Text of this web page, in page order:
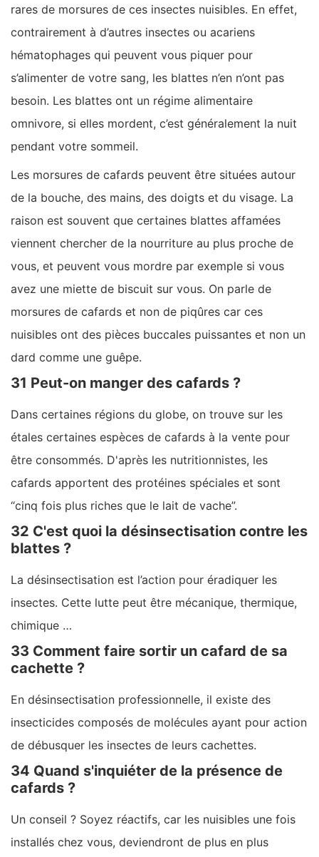
rares de morsures de ces insectes nuisibles. En effet,
contrairement à d’autres insectes ou acariens
hématophages qui peuvent vous piquer pour
s’alimenter de votre sang, les blattes n’en n’ont pas
besoin. Les blattes ont un régime alimentaire
omnivore, si elles mordent, c’est généralement la nuit
pendant votre sommeil.
Les morsures de cafards peuvent être situées autour
de la bouche, des mains, des doigts et du visage. La
raison est souvent que certaines blattes affamées
viennent chercher de la nourriture au plus proche de
vous, et peuvent vous mordre par exemple si vous
avez une miette de biscuit sur vous. On parle de
morsures de cafards et non de piqûres car ces
nuisibles ont des pièces buccales puissantes et non un
dard comme une guêpe.
31 Peut-on manger des cafards ?
Dans certaines régions du globe, on trouve sur les
étales certaines espèces de cafards à la vente pour
être consommés. D'après les nutritionnistes, les
cafards apportent des protéines spéciales et sont
“cinq fois plus riches que le lait de vache”.
32 C'est quoi la désinsectisation contre les
blattes ?
La désinsectisation est l’action pour éradiquer les
insectes. Cette lutte peut être mécanique, thermique,
chimique …
33 Comment faire sortir un cafard de sa
cachette ?
En désinsectisation professionnelle, il existe des
insecticides composés de molécules ayant pour action
de débusquer les insectes de leurs cachettes.
34 Quand s'inquiéter de la présence de
cafards ?
Un conseil ? Soyez réactifs, car les nuisibles une fois
installés chez vous, deviendront de plus en plus